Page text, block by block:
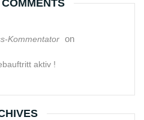
Kommentator on
aktiv !